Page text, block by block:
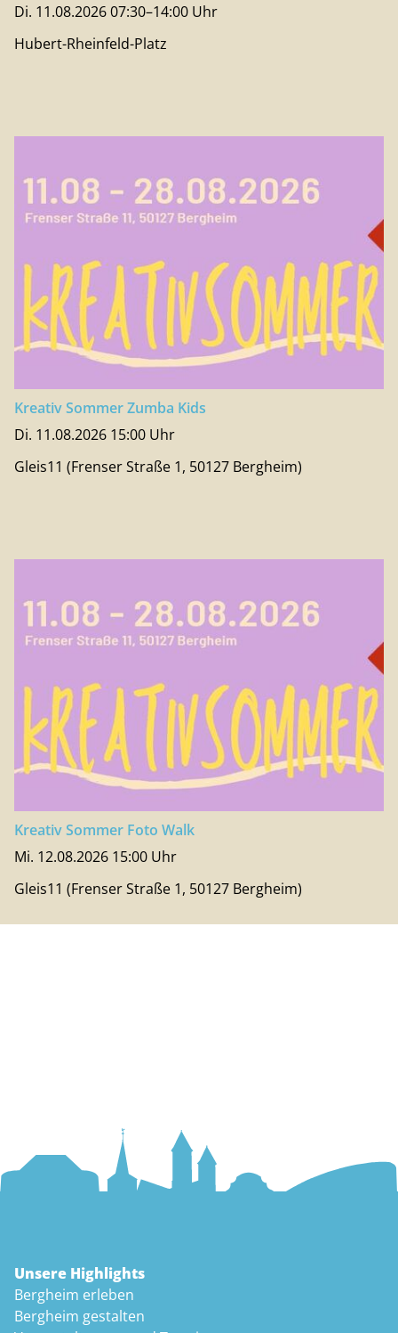
Di. 11.08.2026 07:30–14:00 Uhr
Hubert-Rheinfeld-Platz
Kreativ Sommer Zumba Kids
Di. 11.08.2026 15:00 Uhr
Gleis11 (Frenser Straße 1, 50127 Bergheim)
Kreativ Sommer Foto Walk
Mi. 12.08.2026 15:00 Uhr
Gleis11 (Frenser Straße 1, 50127 Bergheim)
Unsere Highlights
Bergheim erleben
Bergheim gestalten